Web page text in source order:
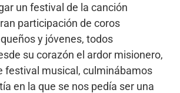
un festival de la canción
participación de coros
y jóvenes, todos
su corazón el ardor misionero,
festival musical, culminábamos
en la que se nos pedía ser una